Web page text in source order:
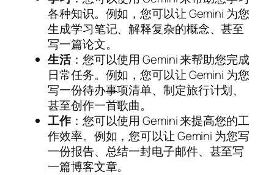
各种知识。例如，您可以让 Gemini 为您
生成学习笔记、解释复杂的概念、甚至
写一篇论文。
生活：您可以使用 Gemini 来帮助您完成
日常任务。例如，您可以让 Gemini 为您
写一份待办事项清单、制定旅行计划、
甚至创作一首歌曲。
工作：您可以使用 Gemini 来提高您的工
作效率。例如，您可以让 Gemini 为您写
一份报告、总结一封电子邮件、甚至写
一篇博客文章。